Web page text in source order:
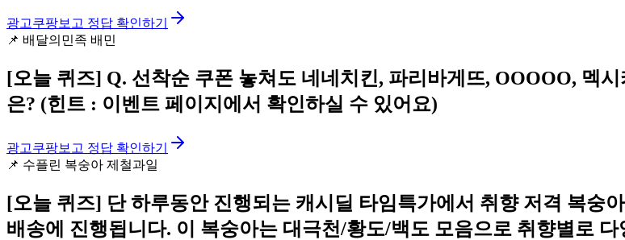
광고쿠팡보고 정답 확인하기
📌 배달의민족 배민
[오늘 퀴즈] Q. 선착순 쿠폰 놓쳐도 네네치킨, 파리바게뜨, OOOOO, 멕
은? (힌트 : 이벤트 페이지에서 확인하실 수 있어요)
광고쿠팡보고 정답 확인하기
📌 수플린 복숭아 제철과일
[오늘 퀴즈] 단 하루동안 진행되는 캐시딜 타임특가에서 취향 저격 복숭
배송에 진행됩니다. 이 복숭아는 대극천/황도/백도 모음으로 취향별로